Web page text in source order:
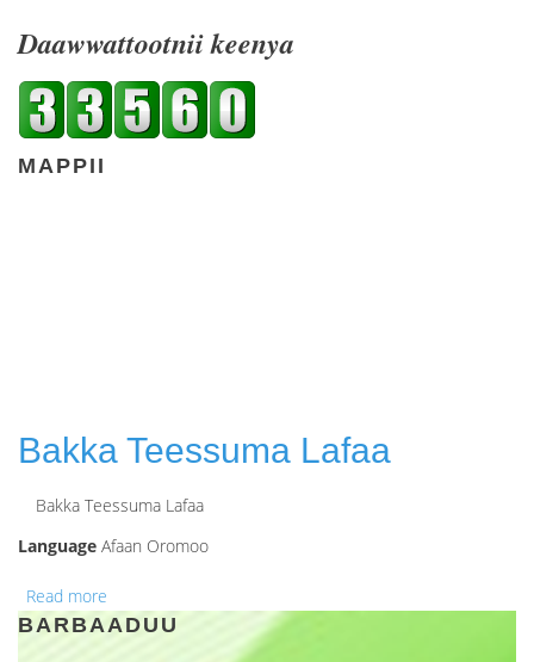
Daawwattootnii keenya
MAPPII
Bakka Teessuma Lafaa
Bakka Teessuma Lafaa
Language Afaan Oromoo
Read more
BARBAADUU